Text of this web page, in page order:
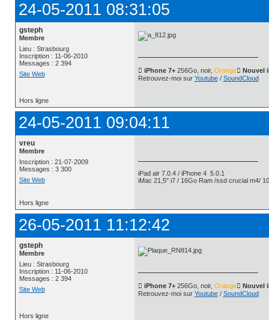
24-05-2011 08:31:05
gsteph
Membre
Lieu : Strasbourg
Inscription : 11-06-2010
Messages : 2 394
Site Web
 iPhone 7+256Go, noir, Orange Nouvel
Retrouvez-moi sur Youtube/ SoundCloud
Hors ligne
24-05-2011 09:04:11
vreu
Membre
Inscription : 21-07-2009
Messages : 3 300
Site Web
iPad air 7.0.4 / iPhone 4 5.0.1
iMac 21,5" i7 / 16Go Ram /ssd crucial m4/
Hors ligne
26-05-2011 11:12:42
gsteph
Membre
Lieu : Strasbourg
Inscription : 11-06-2010
Messages : 2 394
Site Web
 iPhone 7+256Go, noir, Orange Nouvel
Retrouvez-moi sur Youtube/ SoundCloud
Hors ligne